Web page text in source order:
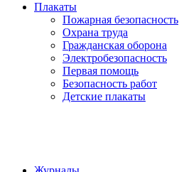
Плакаты
Пожарная безопасность
Охрана труда
Гражданская оборона
Электробезопасность
Первая помощь
Безопасность работ
Детские плакаты